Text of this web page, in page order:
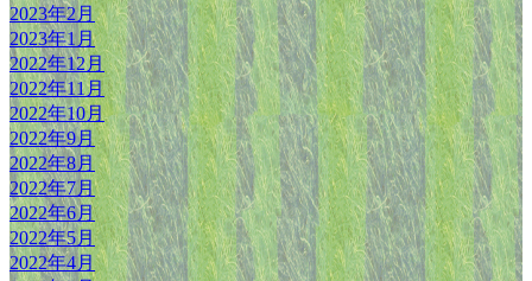
2023年2月
2023年1月
2022年12月
2022年11月
2022年10月
2022年9月
2022年8月
2022年7月
2022年6月
2022年5月
2022年4月